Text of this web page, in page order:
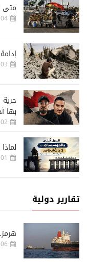
متى
04 اغسطس, 2026
03 اغسطس, 2026
بها
02 اغسطس, 2026
01 اغسطس, 2026
تقارير دولية
06 اغسطس, 2026